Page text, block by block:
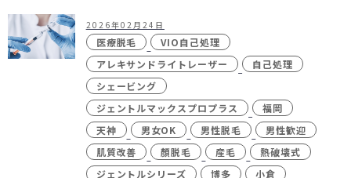
- 他院抜糸・ホッチキス除去
24時間受付
WEB予約
メール
お問い合わせ
2026年02月24日
医療脱毛
VIO自己処理
アレキサンドライトレーザー
自己処理
シェービング
ジェントルマックスプロプラス
福岡
天神
男女OK 男性脱毛
男性歓迎
肌質改善
顏脱毛 産毛
熱破壊式
ジェントルシリーズ
博多
小倉